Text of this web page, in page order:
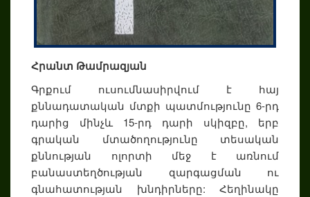
Հրանտ Թամրազյան
Գրքում ուսումնասիրվում է հայ
քննադատական մտքի պատմությունը 6-րդ
դարից մինչև 15-րդ դարի սկիզբը, երբ
գրական մտածողությունը տեսական
քննության ոլորտի մեջ է առնում
բանաստեղծության զարգացման ու
գնահատության խնդիրները: Հեղինակը